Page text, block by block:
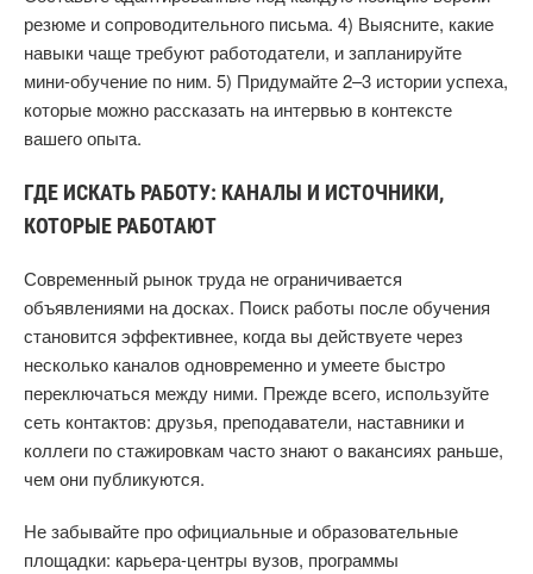
резюме и сопроводительного письма. 4) Выясните, какие
навыки чаще требуют работодатели, и запланируйте
мини-обучение по ним. 5) Придумайте 2–3 истории успеха,
которые можно рассказать на интервью в контексте
вашего опыта.
ГДЕ ИСКАТЬ РАБОТУ: КАНАЛЫ И ИСТОЧНИКИ,
КОТОРЫЕ РАБОТАЮТ
Современный рынок труда не ограничивается
объявлениями на досках. Поиск работы после обучения
становится эффективнее, когда вы действуете через
несколько каналов одновременно и умеете быстро
переключаться между ними. Прежде всего, используйте
сеть контактов: друзья, преподаватели, наставники и
коллеги по стажировкам часто знают о вакансиях раньше,
чем они публикуются.
Не забывайте про официальные и образовательные
площадки: карьера-центры вузов, программы